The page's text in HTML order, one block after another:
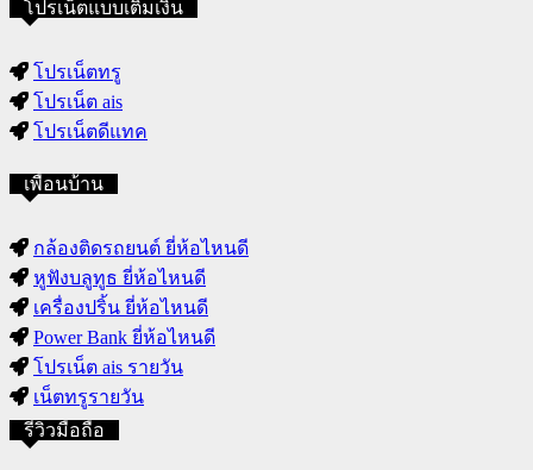
โปรเน็ตแบบเติมเงิน
โปรเน็ตทรู
โปรเน็ต ais
โปรเน็ตดีแทค
เพื่อนบ้าน
กล้องติดรถยนต์ ยี่ห้อไหนดี
หูฟังบลูทูธ ยี่ห้อไหนดี
เครื่องปริ้น ยี่ห้อไหนดี
Power Bank ยี่ห้อไหนดี
โปรเน็ต ais รายวัน
เน็ตทรูรายวัน
รีวิวมือถือ